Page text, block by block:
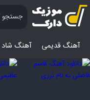
آهنگ قدیمی آهنگ‌ شاد